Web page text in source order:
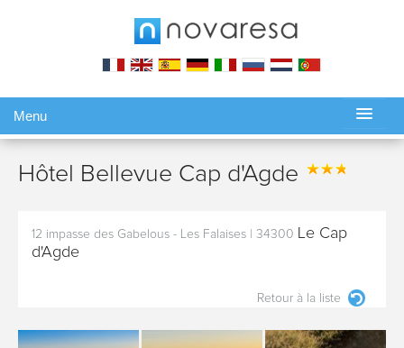
Menu
Hôtel Bellevue Cap d'Agde
12 impasse des Gabelous - Les Falaises 34300 Le Cap
d'Agde
Retour à la liste